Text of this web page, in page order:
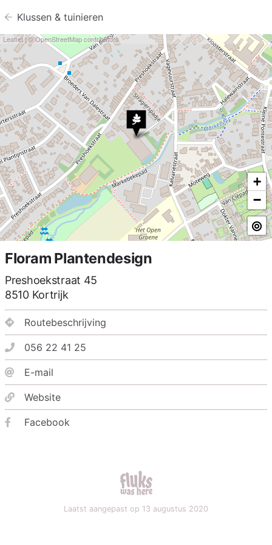
Klussen & tuinieren
+
−
Leaflet| ©OpenStreetMapcontributors
Floram Plantendesign
Preshoekstraat 45
8510 Kortrijk
Routebeschrijving
056 22 41 25
E-mail
Website
Facebook
fluks was here
Laatst aangepast op 13 augustus 2020